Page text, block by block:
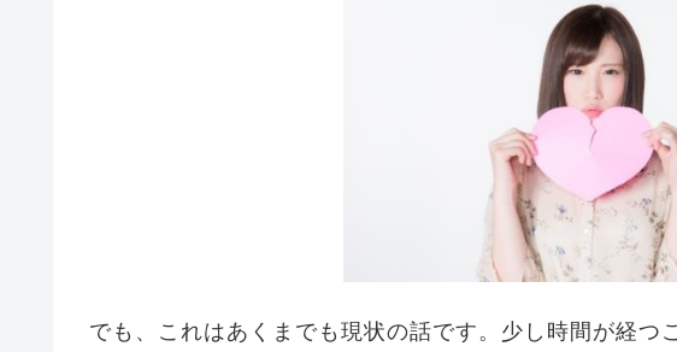
でも、これはあくまでも現状の話です。少し時間が経つ